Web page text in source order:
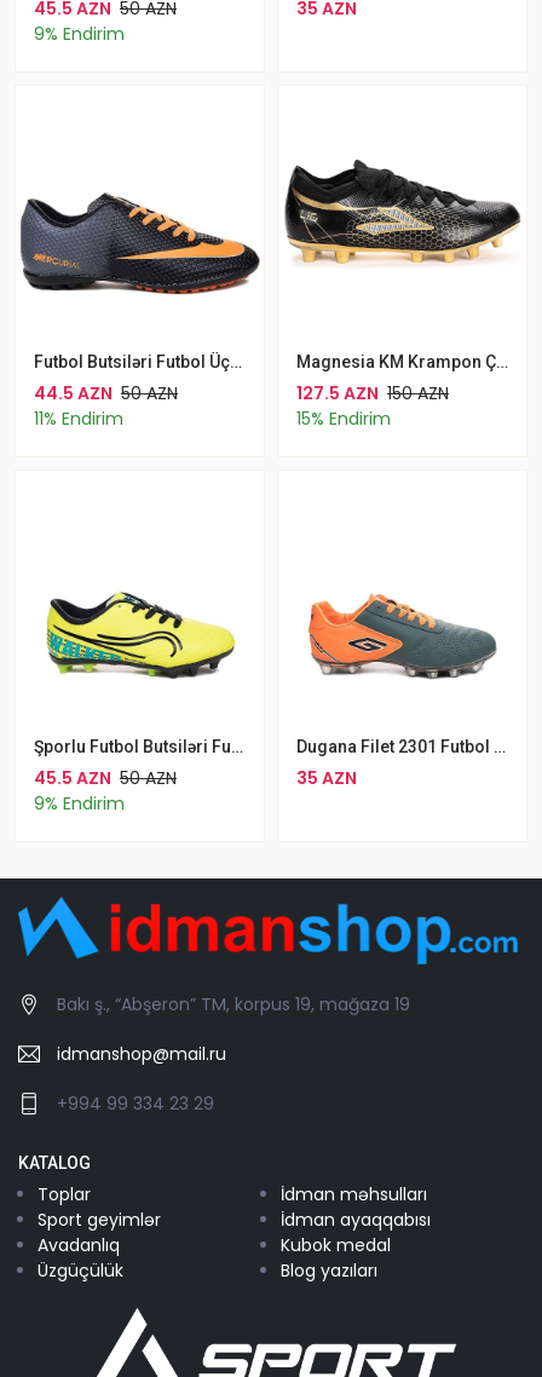
45.5 AZN 50 AZN
9% Endirim
35 AZN
Futbol Butsiləri Futbol Üçün WALKED MRD Qara Narıncı
44.5 AZN 50 AZN
11% Endirim
Magnesia KM Krampon Çim Saha Erkek Futbol Ayakkabı Siyah
127.5 AZN 150 AZN
15% Endirim
Şporlu Futbol Butsiləri Futbol Üçün Walked Filet 233 Sarı
45.5 AZN 50 AZN
9% Endirim
Dugana Filet 2301 Futbol Butsiləri Futbol Üçün Qara Narıncı Şporlu
35 AZN
Bakı ş., “Abşeron” TM, korpus 19, mağaza 19
idmanshop@mail.ru
+994 99 334 23 29
KATALOG
Toplar
İdman məhsulları
Sport geyimlər
İdman ayaqqabısı
Avadanlıq
Kubok medal
Üzgüçülük
Blog yazıları